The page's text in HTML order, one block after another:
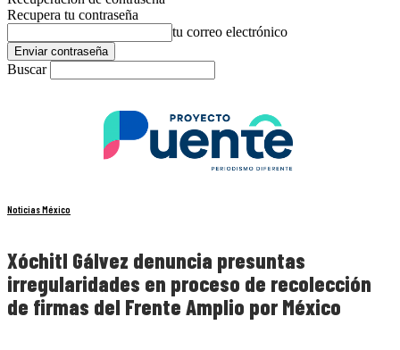
Recupera tu contraseña
tu correo electrónico
Buscar
Noticias México
Xóchitl Gálvez denuncia presuntas
irregularidades en proceso de recolección
de firmas del Frente Amplio por México